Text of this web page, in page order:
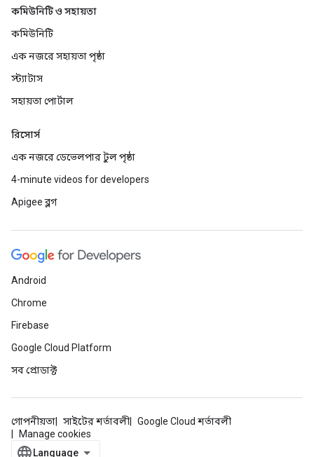
কমিউনিটি ও সহায়তা
কমিউনিটি
এক নজরে সহায়তা পৃষ্ঠা
স্ট্যাটাস
সহায়তা পোর্টাল
রিসোর্স
এক নজরে ডেভেলপার টুল পৃষ্ঠা
4-minute videos for developers
Apigee ব্লগ
Android
Chrome
Firebase
Google Cloud Platform
সব প্রোডাক্ট
গোপনীয়তা সাইটের শর্তাবলী
Google Cloud শর্তাবলী
Manage cookies